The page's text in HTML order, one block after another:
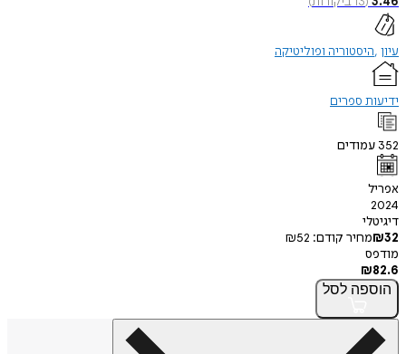
ופוליטיקה
ספרים
קודם:
₪52
לסל